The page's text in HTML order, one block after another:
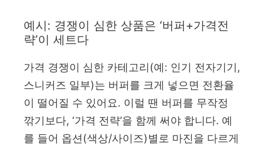
예시: 경쟁이 심한 상품은 ‘버퍼+가격전
략’이 세트다
가격 경쟁이 심한 카테고리(예: 인기 전자기기,
스니커즈 일부)는 버퍼를 크게 넣으면 전환율
이 떨어질 수 있어요. 이럴 땐 버퍼를 무작정
깎기보다, ‘가격 전략’을 함께 써야 합니다. 예
를 들어 옵션(색상/사이즈)별로 마진을 다르게